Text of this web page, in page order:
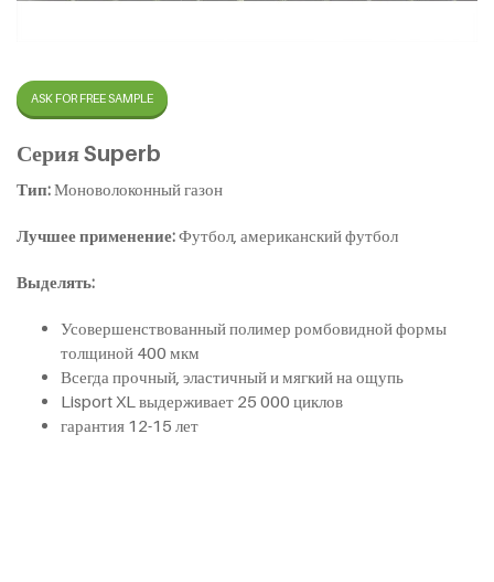
ASK FOR FREE SAMPLE
Серия Superb
Тип:Моноволоконный газон
Лучшее применение:Футбол, американский футбол
Выделять:
Усовершенствованный полимер ромбовидной формы
толщиной 400 мкм
Всегда прочный, эластичный и мягкий на ощупь
Lisport XL выдерживает 25 000 циклов
гарантия 12-15 лет